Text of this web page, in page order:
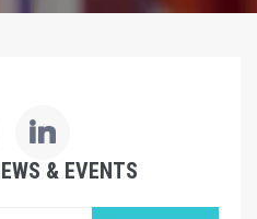
& EVENTS